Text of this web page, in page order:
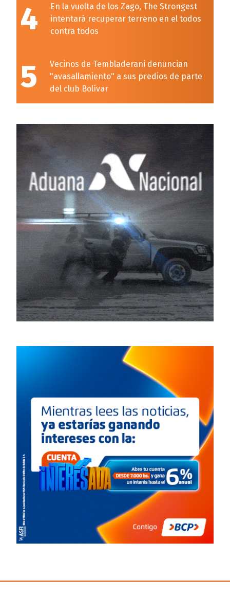
4
En la vuelta de los Zago, The Strongest
intentará recuperar terreno en el todos
contra todos
5
Vecinos de Tembladerani denuncian
"avasallamiento" a sus predios de parte
del club Bolívar